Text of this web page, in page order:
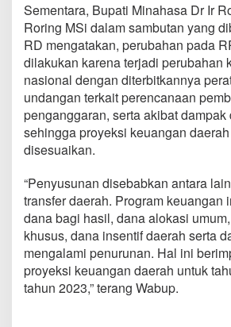
Sementara, Bupati Minahasa Dr Ir
Roring MSi dalam sambutan yang
RD mengatakan, perubahan pada
dilakukan karena terjadi perubahan
nasional dengan diterbitkannya
undangan terkait perencanaan
penganggaran, serta akibat dampak
sehingga proyeksi keuangan
disesuaikan.
“Penyusunan disebabkan antara
transfer daerah. Program keuangan
dana bagi hasil, dana alokasi
khusus, dana insentif daerah serta
mengalami penurunan. Hal ini
proyeksi keuangan daerah untuk
tahun 2023,” terang Wabup.